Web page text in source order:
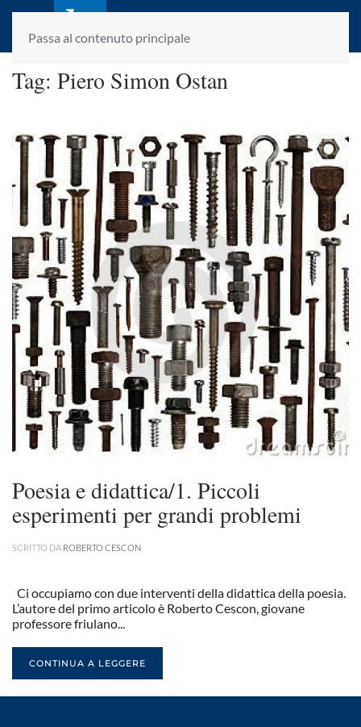
Passa al contenuto principale
laletteraturaenoi.it
fondato da Romano Luperini
Tag: Piero Simon Ostan
Poesia e didattica/1. Piccoli
esperimenti per grandi problemi
SCRITTO DA ROBERTO CESCON
Ci occupiamo con due interventi della didattica della poesia.
L’autore del primo articolo è Roberto Cescon, giovane
professore friulano...
CONTINUA A LEGGERE